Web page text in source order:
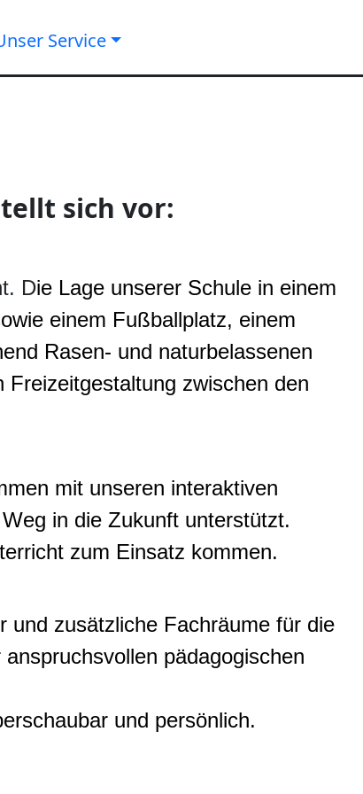
Service
sich vor:
Die Lage unserer Schule in einem
einem Fußballplatz, einem
Rasen- und naturbelassenen
zwischen den
mit unseren interaktiven
in die Zukunft unterstützt.
zum Einsatz kommen.
und zusätzliche Fachräume für die
pädagogischen
und persönlich.